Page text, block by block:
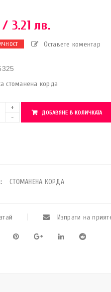
3.21 лв.
Оставете коментар
стоманена корда
ДОБАВЯНЕ В КОЛИЧКАТА
СТОМАНЕНА КОРДА
Изпрати на